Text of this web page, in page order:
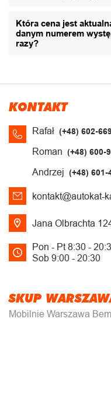
Która cena jest
danym numerem
razy?
KONTAKT
Rafał (+48) 602-
Roman (+48) 600-
Andrzej (+48) 601-
kontakt@autokat-
Jana Olbrachta
Pon - Pt 8:30 -
Sob 9:00 - 20:30
SKUP
Mobilnie Warszawa